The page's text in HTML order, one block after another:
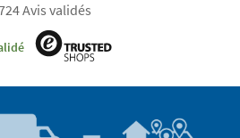
Avis validés